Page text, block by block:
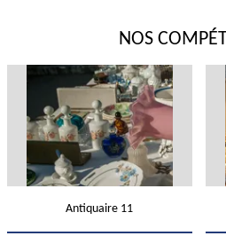
NOS
Antiquaire 11